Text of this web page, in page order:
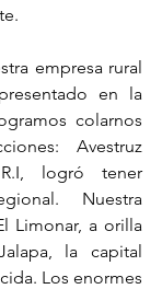
empresa rural
en la
colarnos
Avestruz
logró tener
Nuestra
Limonar, a orilla
la capital
Los enormes